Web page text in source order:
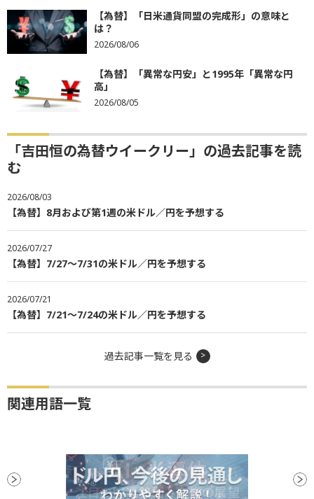
【為替】「日米通貨同盟の完成形」の意味と
は？
2026/08/06
【為替】「異常な円安」と1995年「異常な円
高」
2026/08/05
「吉田恒の為替ウイークリー」の過去記事を読
む
2026/08/03
【為替】8月および第1週の米ドル／円を予想する
2026/07/27
【為替】7/27～7/31の米ドル／円を予想する
2026/07/21
【為替】7/21～7/24の米ドル／円を予想する
過去記事一覧を見る
関連用語一覧